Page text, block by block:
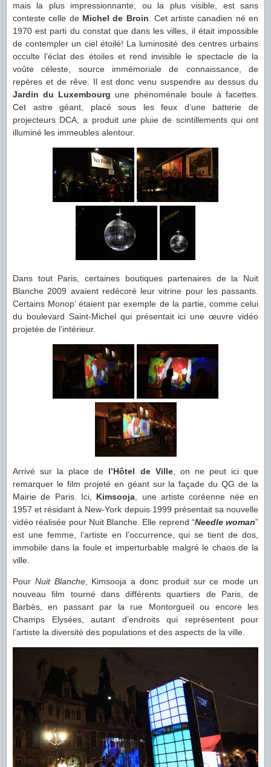
mais la plus impressionnante, ou la plus visible, est sans
conteste celle de Michel de Broin . Cet artiste canadien né en
1970 est parti du constat que dans les villes, il était impossible
de contempler un ciel étoilé! La luminosité des centres urbains
occulte l’éclat des étoiles et rend invisible le spectacle de la
voûte céleste, source immémoriale de connaissance, de
repères et de rêve. Il est donc venu suspendre au dessus du
Jardin du Luxembourg une phénoménale boule à facettes.
Cet astre géant, placé sous les feux d’une batterie de
projecteurs DCA, a produit une pluie de scintillements qui ont
illuminé les immeubles alentour.
Dans tout Paris, certaines boutiques partenaires de la Nuit
Blanche 2009 avaient redécoré leur vitrine pour les passants.
Certains Monop’ étaient par exemple de la partie, comme celui
du boulevard Saint-Michel qui présentait ici une œuvre vidéo
projetée de l’intérieur.
Arrivé sur la place de l’Hôtel de Ville, on ne peut ici que
remarquer le film projeté en géant sur la façade du QG de la
Mairie de Paris. Ici, Kimsooja , une artiste coréenne née en
1957 et résidant à New-York depuis 1999 présentait sa nouvelle
vidéo réalisée pour Nuit Blanche. Elle reprend “Needle woman”
est une femme, l’artiste en l’occurrence, qui se tient de dos,
immobile dans la foule et imperturbable malgré le chaos de la
ville.
Pour Nuit Blanche, Kimsooja a donc produit sur ce mode un
nouveau film tourné dans différents quartiers de Paris, de
Barbès, en passant par la rue Montorgueil ou encore les
Champs Elysées, autant d’endroits qui représentent pour
l’artiste la diversité des populations et des aspects de la ville.